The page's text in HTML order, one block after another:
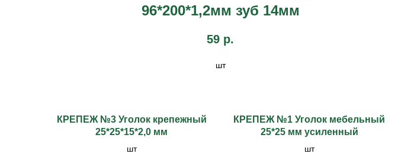
96*200*1,2мм зуб 14мм
59 р.
шт
КРЕПЕЖ №3 Уголок крепежный
25*25*15*2,0 мм
шт
КРЕПЕЖ №1 Уголок мебельный
25*25 мм усиленный
шт